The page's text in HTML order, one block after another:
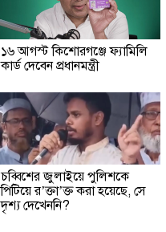
১৬ আগস্ট কিশোরগঞ্জে ফ্যামিলি
কার্ড দেবেন প্রধানমন্ত্রী
চব্বিশের জুলাইয়ে পুলিশকে
পিটিয়ে র’ক্তা’ক্ত করা হয়েছে, সে
দৃশ্য দেখেননি?